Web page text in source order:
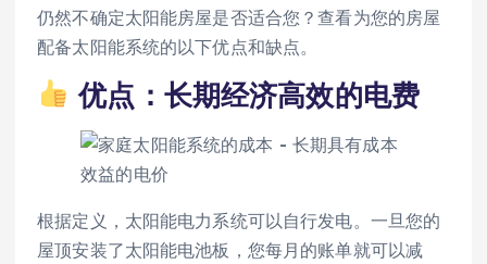
仍然不确定太阳能房屋是否适合您？查看为您的房屋
配备太阳能系统的以下优点和缺点。
优点：长期经济高效的电费
根据定义，太阳能电力系统可以自行发电。一旦您的
屋顶安装了太阳能电池板，您每月的账单就可以减